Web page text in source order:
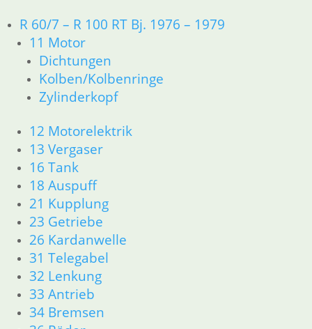
R 60/7 – R 100 RT Bj. 1976 – 1979
11 Motor
Dichtungen
Kolben/Kolbenringe
Zylinderkopf
12 Motorelektrik
13 Vergaser
16 Tank
18 Auspuff
21 Kupplung
23 Getriebe
26 Kardanwelle
31 Telegabel
32 Lenkung
33 Antrieb
34 Bremsen
3
→
Shop
Ersatzteile nach Modell
11 Motor
Dichtungen
32 Lenkung
33 Antrieb
34 Bremsen
46 Rahmen Verkleidung
61 Fahrzeugelektrik
R25 /3
11 Motor R25/3
Dichtungen
Zylinderkopf
12 Motorelektrik
13 Vergaser